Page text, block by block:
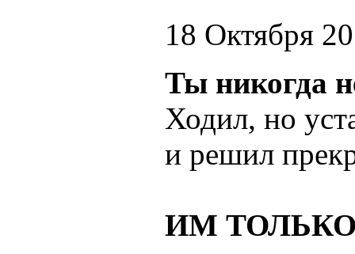
18 Октября
Ты никогда
Ходил, но
и решил
ИМ